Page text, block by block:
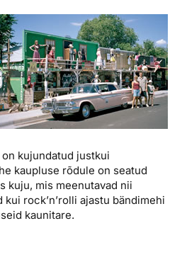
kujundatud justkui
kaupluse rõdule on seatud
kuju, mis meenutavad nii
rock’n’rolli ajastu bändimehi
kaunitare.